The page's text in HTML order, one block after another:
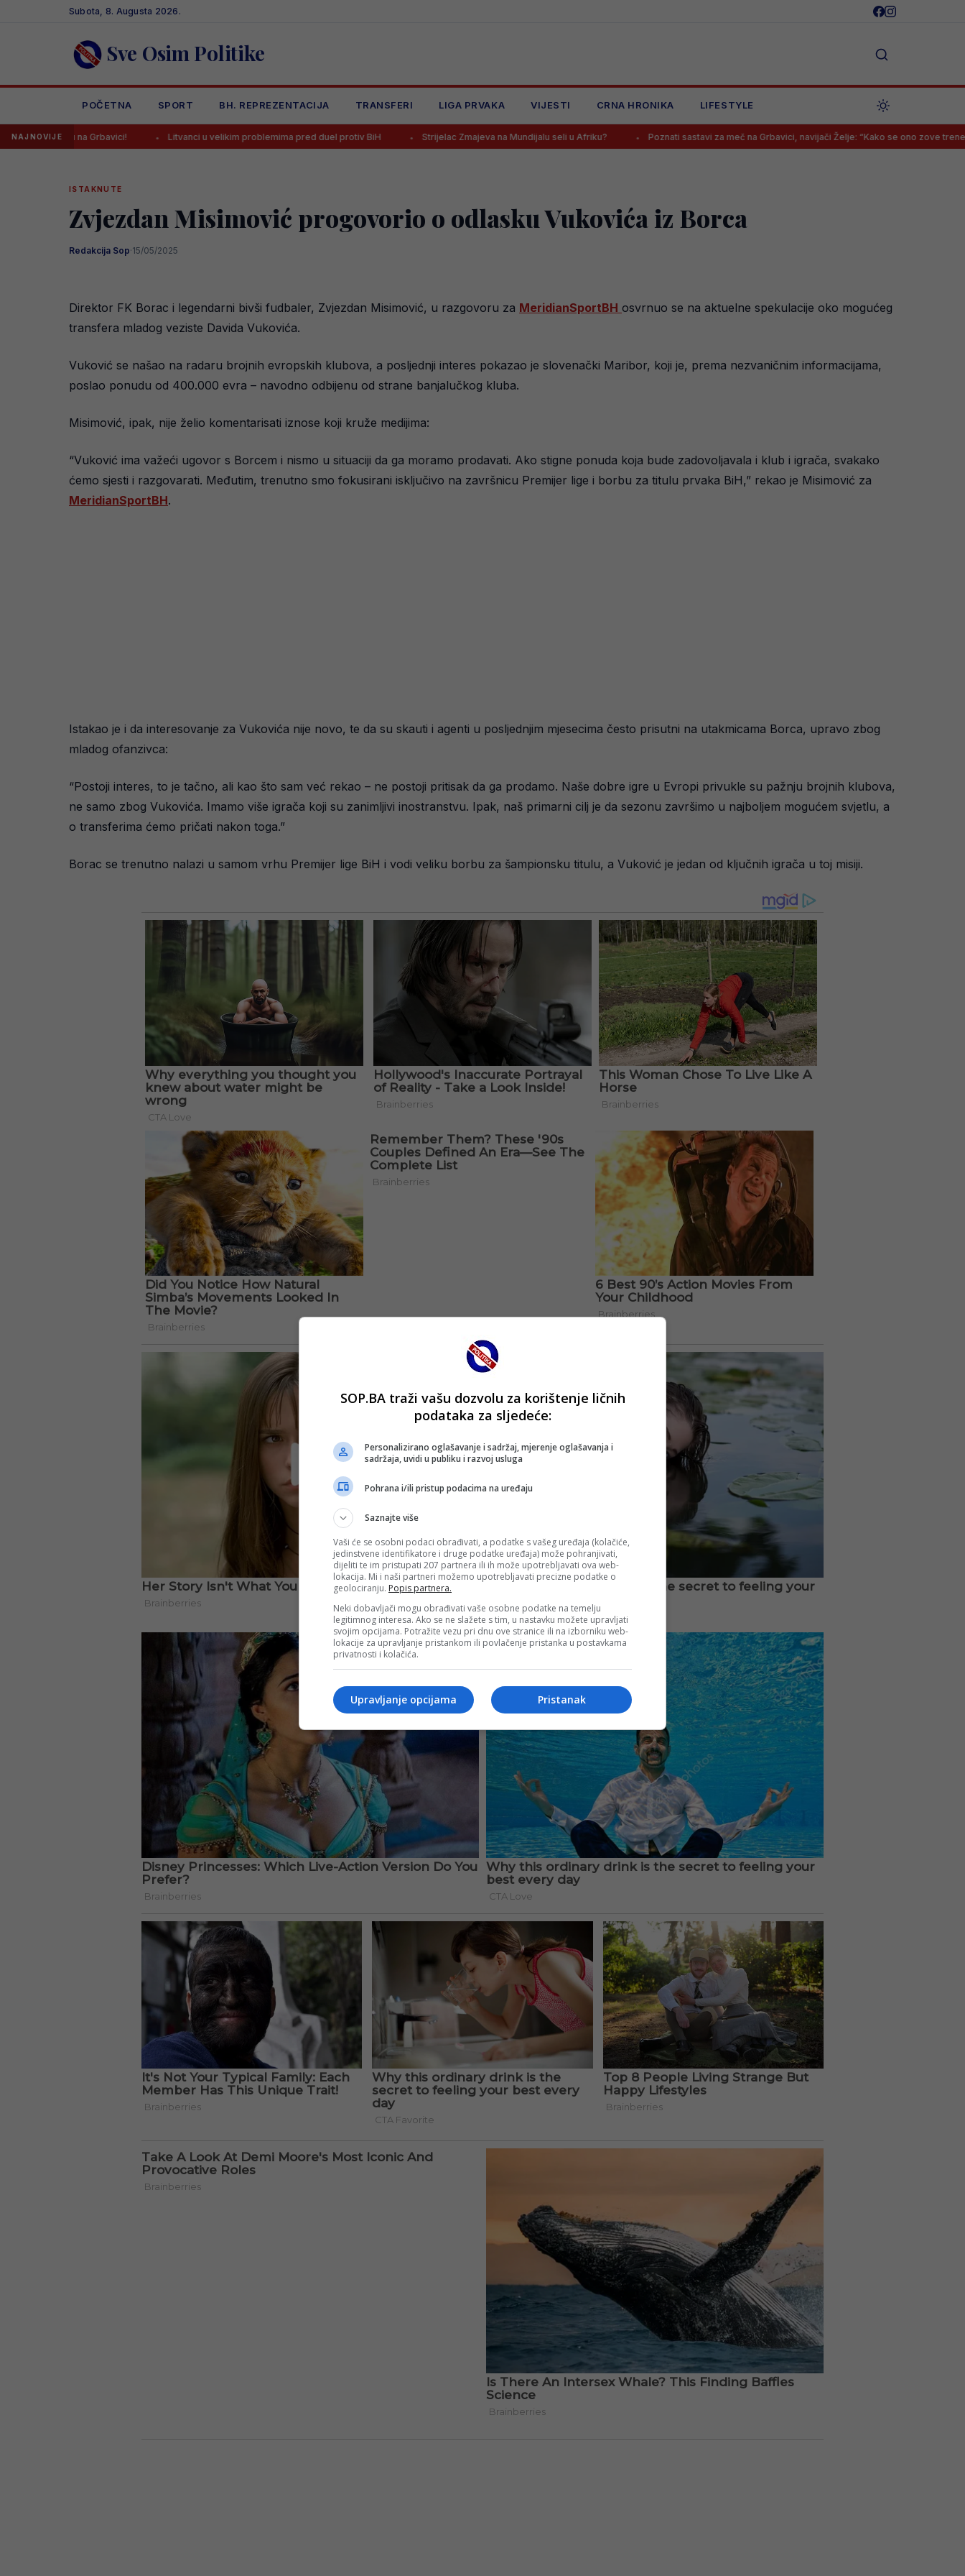
Subota, 8. Augusta 2026.
Sve Osim Politike
POČETNA SPORT BH. REPREZENTACIJA TRANSFERI LIGA PRVAKA VIJESTI CRNA HRONIKA LIFESTYLE
NAJNOVIJE
Grbavici! Litvanci u velikim problemima pred duel protiv BiH Strijelac Zmajeva na Mundijalu seli u Afriku? Poznati sastavi za meč na Grbavici, navijači Želje: “Kako se ono zove trener, da krenemo
ISTAKNUTE
Zvjezdan Misimović progovorio o odlasku Vukovića iz Borca
Redakcija Sop·15/05/2025
Direktor FK Borac i legendarni bivši fudbaler, Zvjezdan Misimović, u razgovoru za MeridianSportBH osvrnuo se na aktuelne spekulacije oko mogućeg
transfera mladog veziste Davida Vukovića.
Vuković se našao na radaru brojnih evropskih klubova, a posljednji interes pokazao je slovenački Maribor, koji je, prema nezvaničnim informacijama,
poslao ponudu od 400.000 evra – navodno odbijenu od strane banjalučkog kluba.
Misimović, ipak, nije želio komentarisati iznose koji kruže medijima:
“Vuković ima važeći ugovor s Borcem i nismo u situaciji da ga moramo prodavati. Ako stigne ponuda koja bude zadovoljavala i klub i igrača, svakako
ćemo sjesti i razgovarati. Međutim, trenutno smo fokusirani isključivo na završnicu Premijer lige i borbu za titulu prvaka BiH,” rekao je Misimović za
MeridianSportBH.
Istakao je i da interesovanje za Vukovića nije novo, te da su skauti i agenti u posljednjim mjesecima često prisutni na utakmicama Borca, upravo zbog
mladog ofanzivca:
“Postoji interes, to je tačno, ali kao što sam već rekao – ne postoji pritisak da ga prodamo. Naše dobre igre u Evropi privukle su pažnju brojnih klubova,
ne samo zbog Vukovića. Imamo više igrača koji su zanimljivi inostranstvu. Ipak, naš primarni cilj je da sezonu završimo u najboljem mogućem svjetlu, a
o transferima ćemo pričati nakon toga.”
Borac se trenutno nalazi u samom vrhu Premijer lige BiH i vodi veliku borbu za šampionsku titulu, a Vuković je jedan od ključnih igrača u toj misiji.
SOP.BA traži vašu dozvolu za korištenje ličnih
podataka za sljedeće:
Personalizirano oglašavanje i sadržaj, mjerenje oglašavanja i
sadržaja, uvidi u publiku i razvoj usluga
Pohrana i/ili pristup podacima na uređaju
Saznajte više
Vaši će se osobni podaci obrađivati, a podatke s vašeg uređaja (kolačiće,
jedinstvene identifikatore i druge podatke uređaja) može pohranjivati,
dijeliti te im pristupati 207 partnera ili ih može upotrebljavati ova web-
lokacija. Mi i naši partneri možemo upotrebljavati precizne podatke o
geolociranju. Popis partnera.
Neki dobavljači mogu obrađivati vaše osobne podatke na temelju
legitimnog interesa. Ako se ne slažete s tim, u nastavku možete upravljati
svojim opcijama. Potražite vezu pri dnu ove stranice ili na izborniku web-
lokacije za upravljanje pristankom ili povlačenje pristanka u postavkama
privatnosti i kolačića.
Pristanak
Upravljanje opcijama